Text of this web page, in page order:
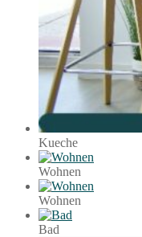
Kueche
Wohnen
Wohnen
Bad